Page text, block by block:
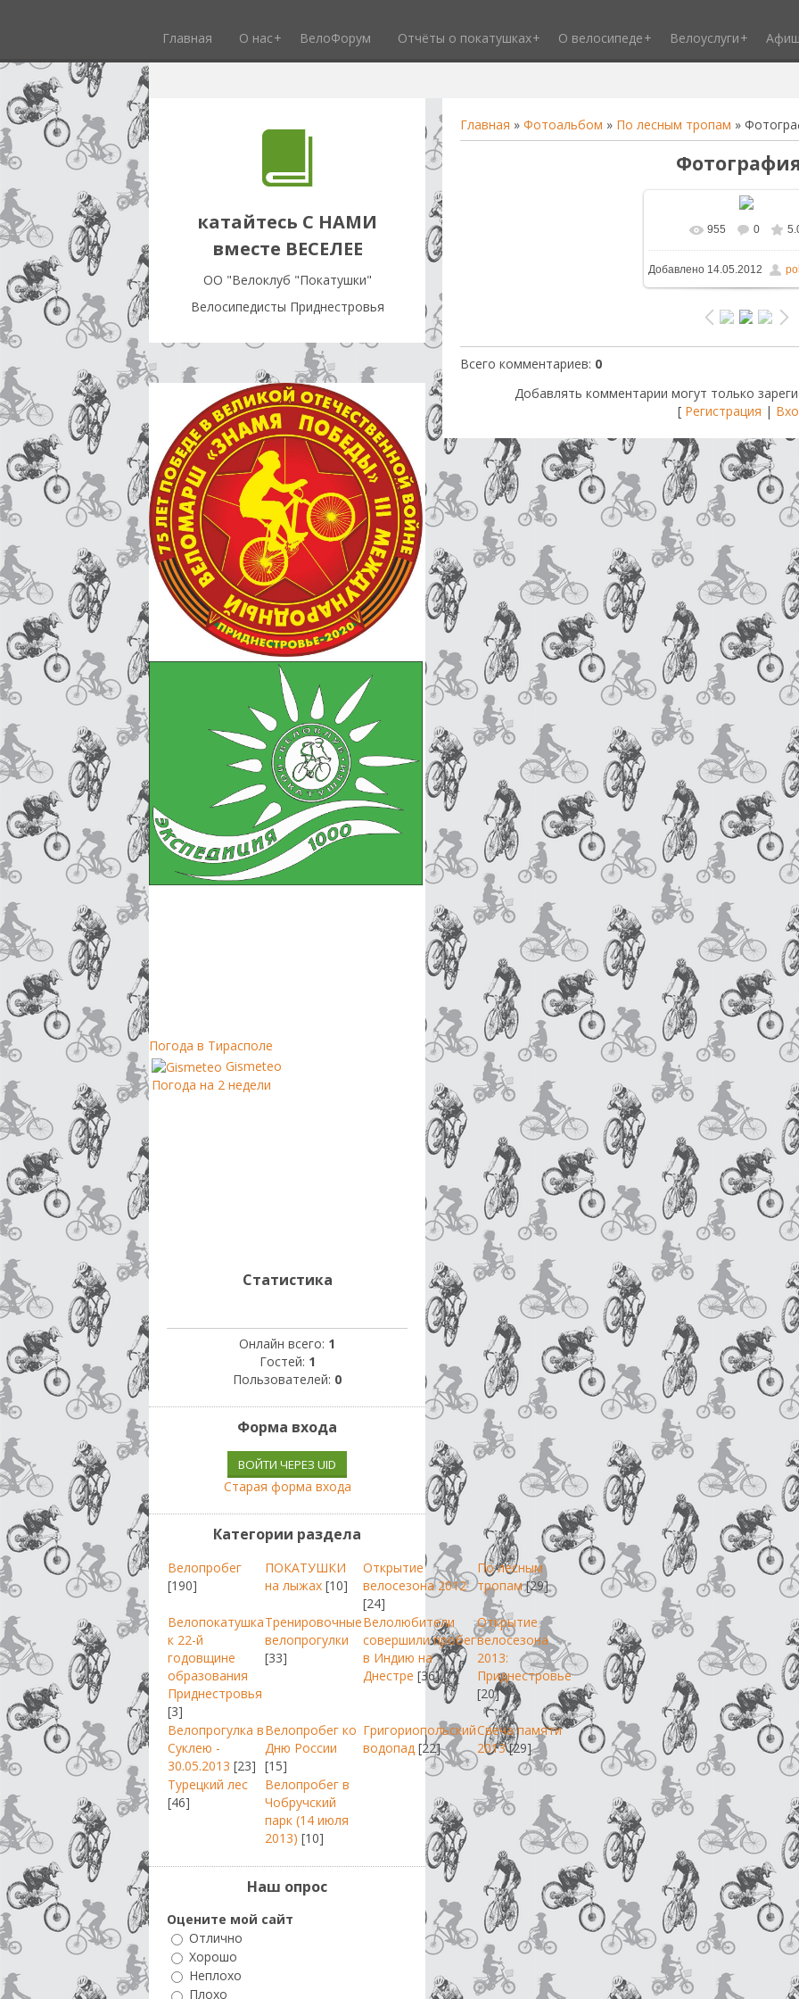
Главная О нас ВелоФорум Отчёты о покатушках О велосипеде Велоуслуги
катайтесь С НАМИ
вместе ВЕСЕЛЕЕ
OO "Велоклуб "Покатушки"
Велосипедисты Приднестровья
Главная » Фотоальбом » По лесным тропам »
В реальном размере
/ 303.2Kb
955 0
Добавлено14.05.2012
Всего комментариев: 0
Добавлять комментарии могут только
[ Регистрация |
Погода в Тирасполе
Gismeteo
Погода на 2 недели
Статистика
Онлайн всего: 1
Гостей: 1
Пользователей: 0
Форма входа
ВОЙТИ ЧЕРЕЗ UID
Старая форма входа
Категории раздела
Велопробег
[190]
ПОКАТУШКИ
на лыжах [10]
Открытие
велосезона 2012
[24]
По лесным
тропам [29]
Велопокатушка
к 22-й
годовщине
образования
Приднестровья
[3]
Тренировочные
велопрогулки
[33]
Велолюбители
совершили пробег
в Индию на
Днестре [36]
Открытие
велосезона
2013:
Приднестровье
[20]
Велопрогулка в
Суклею -
30.05.2013 [23]
Велопробег ко
Дню России
[15]
Григориопольский
водопад [22]
Свеча памяти
2013 [29]
Турецкий лес
[46]
Велопробег в
Чобручский
парк (14 июля
2013) [10]
Наш опрос
Оцените мой сайт
Отлично
Хорошо
Неплохо
Плохо